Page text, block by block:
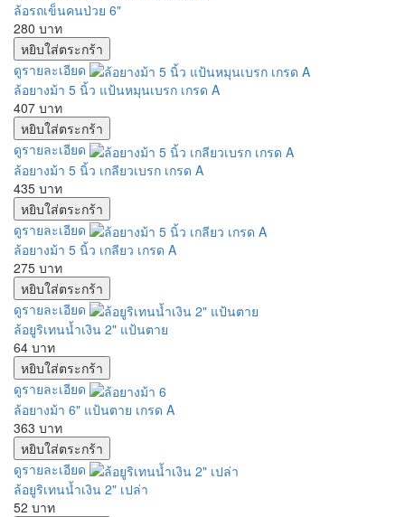
ล้อรถเข็นคนป่วย 6"
280 บาท
ดูรายละเอียด
ล้อยางม้า 5 นิ้ว แป้นหมุนเบรก เกรด A
407 บาท
ดูรายละเอียด
ล้อยางม้า 5 นิ้ว เกลียวเบรก เกรด A
435 บาท
ดูรายละเอียด
ล้อยางม้า 5 นิ้ว เกลียว เกรด A
275 บาท
ดูรายละเอียด
ล้อยูริเทนน้ำเงิน 2" แป้นตาย
64 บาท
ดูรายละเอียด
ล้อยางม้า 6" แป้นตาย เกรด A
363 บาท
ดูรายละเอียด
ล้อยูริเทนน้ำเงิน 2" เปล่า
52 บาท